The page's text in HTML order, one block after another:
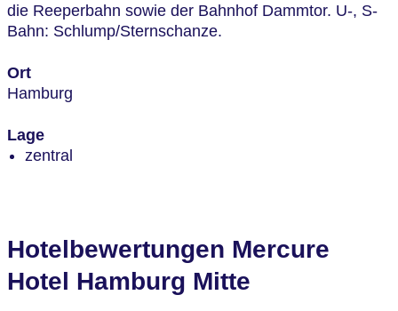
die Reeperbahn sowie der Bahnhof Dammtor. U-, S-
Bahn: Schlump/Sternschanze.
Ort
Hamburg
Lage
zentral
Hotelbewertungen Mercure
Hotel Hamburg Mitte